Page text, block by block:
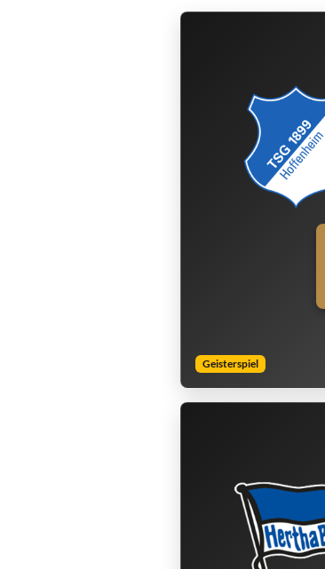
Geisterspiel